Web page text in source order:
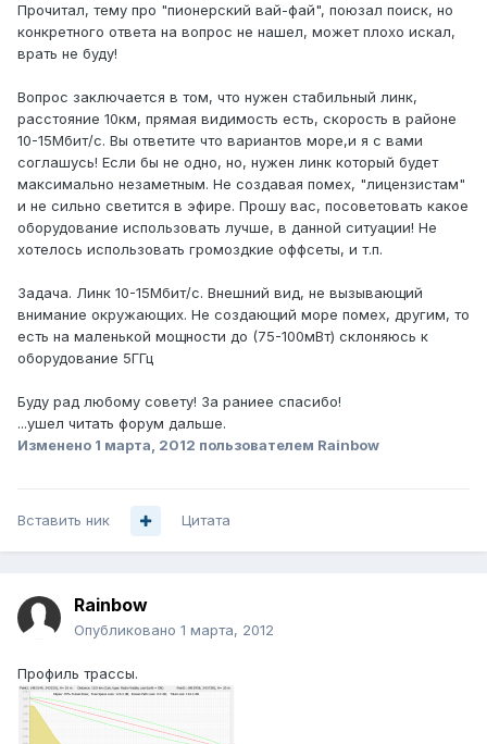
Прочитал, тему про "пионерский вай-фай", поюзал поиск, но
конкретного ответа на вопрос не нашел, может плохо искал,
врать не буду!
Вопрос заключается в том, что нужен стабильный линк,
расстояние 10км, прямая видимость есть, скорость в районе
10-15Мбит/c. Вы ответите что вариантов море,и я с вами
соглашусь! Если бы не одно, но, нужен линк который будет
максимально незаметным. Не создавая помех, "лицензистам"
и не сильно светится в эфире. Прошу вас, посоветовать какое
оборудование использовать лучше, в данной ситуации! Не
хотелось использовать громоздкие оффсеты, и т.п.
Задача. Линк 10-15Мбит/c. Внешний вид, не вызывающий
внимание окружающих. Не создающий море помех, другим, то
есть на маленькой мощности до (75-100мВт) склоняюсь к
оборудование 5ГГц
Буду рад любому совету! За раниее спасибо!
...ушел читать форум дальше.
Изменено 1 марта, 2012 пользователем Rainbow
Вставить ник Цитата
Rainbow
Опубликовано 1 марта, 2012
Профиль трассы.